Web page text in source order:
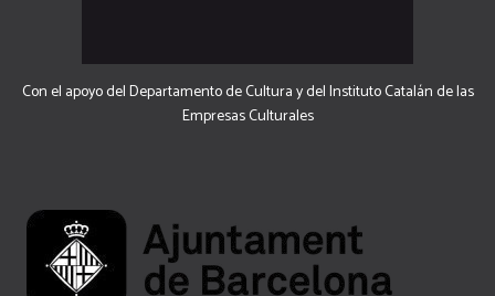
Con el apoyo del Departamento de Cultura y del Instituto Catalán de las
Empresas Culturales